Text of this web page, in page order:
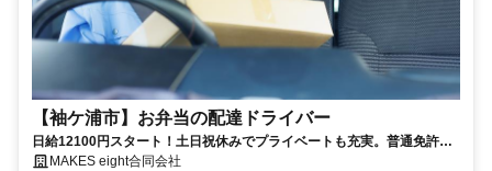
【袖ケ浦市】お弁当の配達ドライバー
日給12100円スタート！土日祝休みでプライベートも充実。普通免許が
あれば未経験でも始められるお弁当配送のお仕事です。車両レンタルあ
MAKES eight合同会社